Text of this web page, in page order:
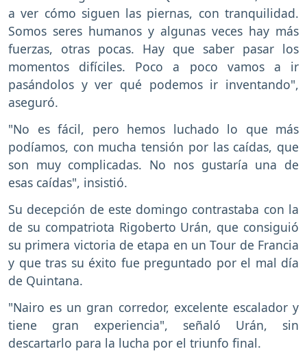
a ver cómo siguen las piernas, con tranquilidad.
Somos seres humanos y algunas veces hay más
fuerzas, otras pocas. Hay que saber pasar los
momentos difíciles. Poco a poco vamos a ir
pasándolos y ver qué podemos ir inventando",
aseguró.
"No es fácil, pero hemos luchado lo que más
podíamos, con mucha tensión por las caídas, que
son muy complicadas. No nos gustaría una de
esas caídas", insistió.
Su decepción de este domingo contrastaba con la
de su compatriota Rigoberto Urán, que consiguió
su primera victoria de etapa en un Tour de Francia
y que tras su éxito fue preguntado por el mal día
de Quintana.
"Nairo es un gran corredor, excelente escalador y
tiene gran experiencia", señaló Urán, sin
descartarlo para la lucha por el triunfo final.